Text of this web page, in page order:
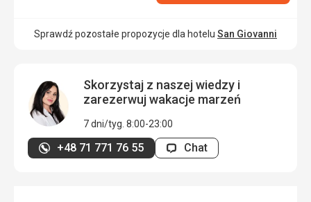
Sprawdź pozostałe propozycje dla hotelu San Giovanni
Skorzystaj z naszej wiedzy i
zarezerwuj wakacje marzeń
7 dni/tyg. 8:00-23:00
+48 71 771 76 55 Chat